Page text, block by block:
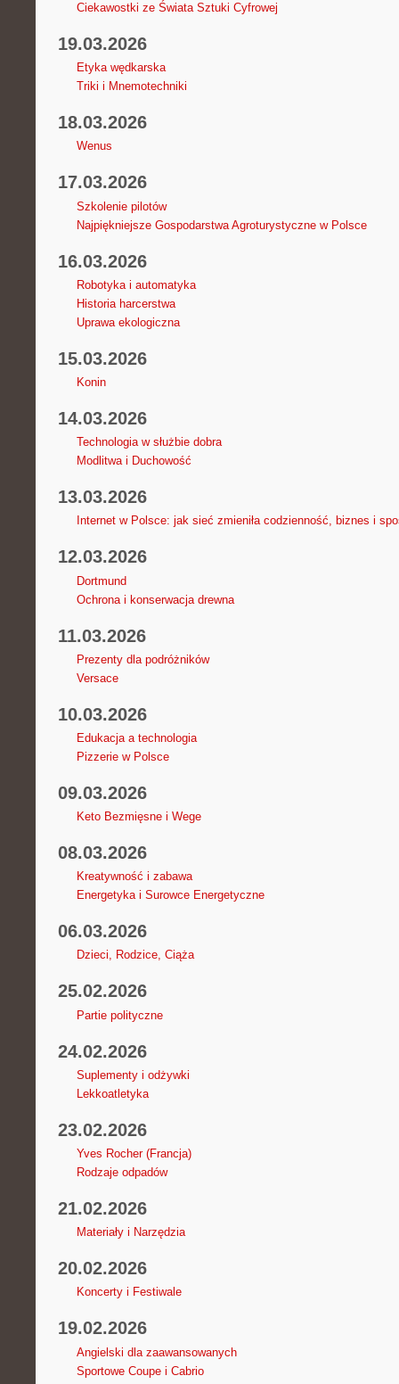
Ciekawostki ze Świata Sztuki Cyfrowej
19.03.2026
Etyka wędkarska
Triki i Mnemotechniki
18.03.2026
Wenus
17.03.2026
Szkolenie pilotów
Najpiękniejsze Gospodarstwa Agroturystyczne w Polsce
16.03.2026
Robotyka i automatyka
Historia harcerstwa
Uprawa ekologiczna
15.03.2026
Konin
14.03.2026
Technologia w służbie dobra
Modlitwa i Duchowość
13.03.2026
Internet w Polsce: jak sieć zmieniła codzienność, biznes i
12.03.2026
Dortmund
Ochrona i konserwacja drewna
11.03.2026
Prezenty dla podróżników
Versace
10.03.2026
Edukacja a technologia
Pizzerie w Polsce
09.03.2026
Keto Bezmięsne i Wege
08.03.2026
Kreatywność i zabawa
Energetyka i Surowce Energetyczne
06.03.2026
Dzieci, Rodzice, Ciąża
25.02.2026
Partie polityczne
24.02.2026
Suplementy i odżywki
Lekkoatletyka
23.02.2026
Yves Rocher (Francja)
Rodzaje odpadów
21.02.2026
Materiały i Narzędzia
20.02.2026
Koncerty i Festiwale
19.02.2026
Angielski dla zaawansowanych
Sportowe Coupe i Cabrio